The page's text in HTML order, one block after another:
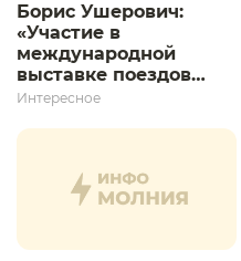
Борис Ушерович:
«Участие в
международной
выставке поездов
дает толчок для
развития»
Интересное